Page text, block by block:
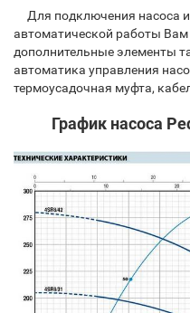
Для подключения насоса и
автоматической работы
дополнительные элементы
автоматика управления
термоусадочная муфта,
График насоса